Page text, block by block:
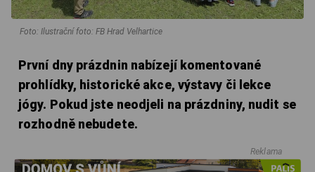
Foto: Ilustrační foto: FB Hrad Velhartice
První dny prázdnin nabízejí komentované
prohlídky, historické akce, výstavy či lekce
jógy. Pokud jste neodjeli na prázdniny, nudit se
rozhodně nebudete.
Reklama